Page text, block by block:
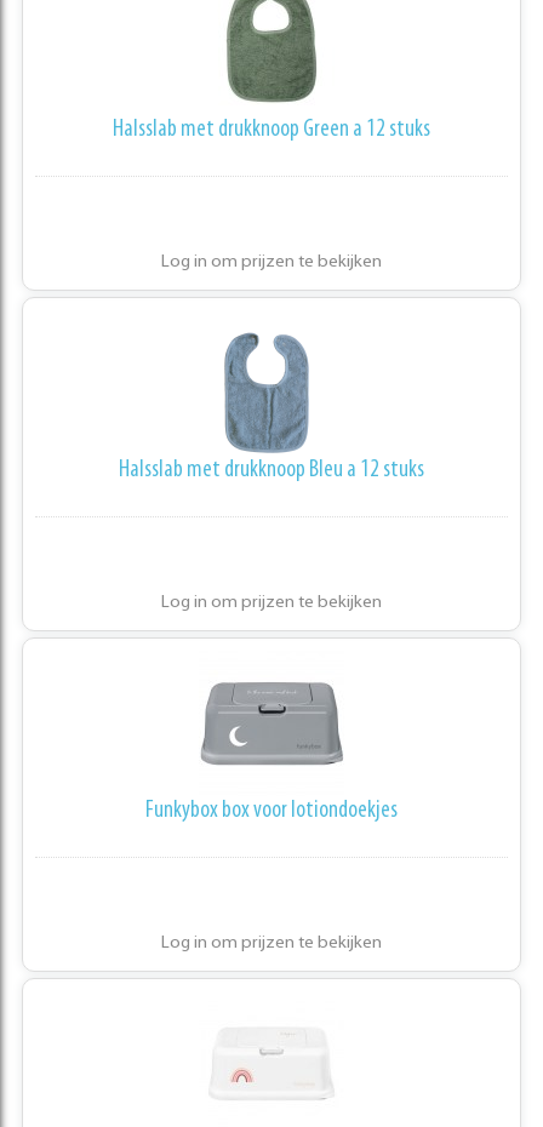
Halsslab met drukknoop Green a 12 stuks
Log in om prijzen te bekijken
Halsslab met drukknoop Bleu a 12 stuks
Log in om prijzen te bekijken
Funkybox box voor lotiondoekjes
Log in om prijzen te bekijken